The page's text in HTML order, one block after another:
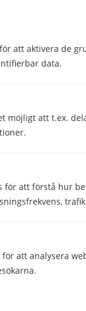
att aktivera de
data.
möjligt att t.ex.
för att förstå hur
för att analysera
Comparico AB
114 52 Stockholm
Företaget